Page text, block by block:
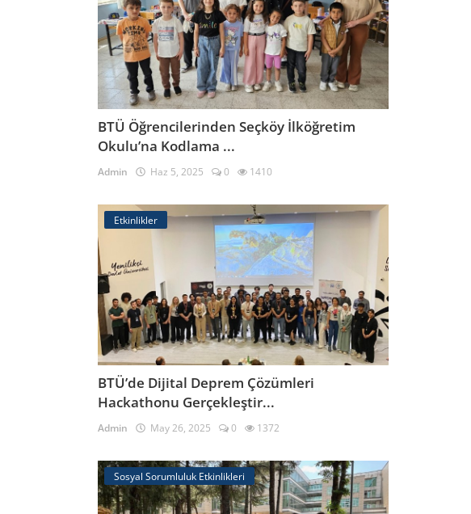
BTÜ Öğrencilerinden Seçköy İlköğretim
Okulu’na Kodlama ...
Admin Haz 5, 2025 0 1410
Etkinlikler
BTÜ’de Dijital Deprem Çözümleri
Hackathonu Gerçekleştir...
Admin May 26, 2025 0 1372
Sosyal Sorumluluk Etkinlikleri